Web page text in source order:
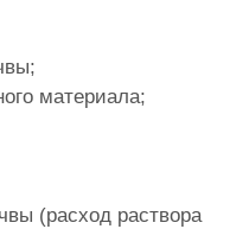
материала;
(расход раствора